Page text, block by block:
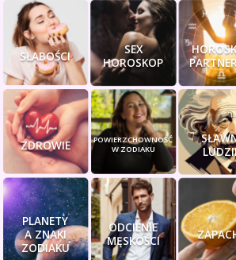
SŁABOŚCI
SEX
HOROSKOP
ZDROWIE
POWIERZCHOWNOŚĆ
W ZODIAKU
PLANETY
A ZNAKI
ZODIAKU
ODCIENIE
MĘSKOŚCI